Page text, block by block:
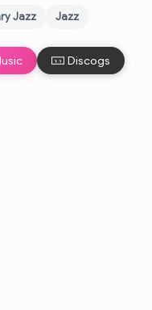
Jazz Jazz
Discogs